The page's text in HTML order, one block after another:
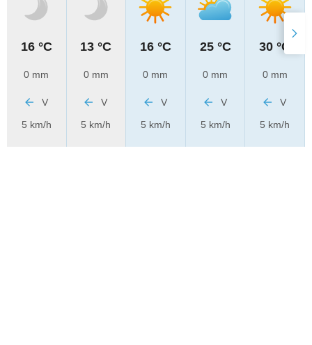
16 °C
0 mm
V
5 km/h
13 °C
0 mm
V
5 km/h
16 °C
0 mm
V
5 km/h
25 °C
0 mm
V
5 km/h
30 °C
0 mm
V
5 km/h